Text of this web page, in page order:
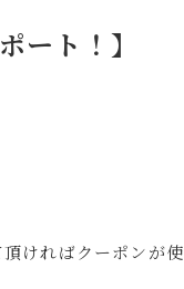
ート！】
ければクーポンが